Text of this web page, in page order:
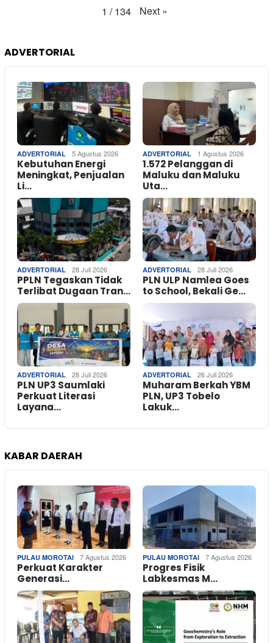
1 / 134 Next »
ADVERTORIAL
ADVERTORIAL 5 Agustus 2026
Kebutuhan Energi
Meningkat, Penjualan
Li…
ADVERTORIAL 1 Agustus 2026
1.572 Pelanggan di
Maluku dan Maluku
Uta…
ADVERTORIAL 28 Juli 2026
PPLN Tegaskan Tidak
Terlibat Dugaan Tran…
ADVERTORIAL 28 Juli 2026
PLN ULP Namlea Goes
to School, Bekali Ge…
ADVERTORIAL 28 Juli 2026
PLN UP3 Saumlaki
Perkuat Literasi
Layana…
ADVERTORIAL 26 Juli 2026
Muharam Berkah YBM
PLN, UP3 Tobelo
Lakuk…
KABAR DAERAH
PULAU MOROTAI 7 Agustus 2026
Perkuat Karakter
Generasi…
PULAU MOROTAI 7 Agustus 2026
Progres Fisik
Labkesmas M…